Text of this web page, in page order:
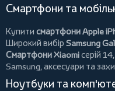
Смартфони та
Купити смартфони Apple
Широкий вибір Samsung
Смартфони Xiaomiсерій
Samsung, аксесуари та
Ноутбуки та